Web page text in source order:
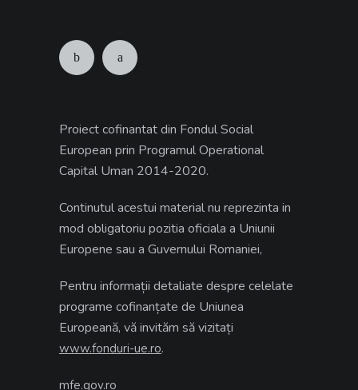
Proiect cofinantat din Fondul Social
European prin Programul Operational
Capital Uman 2014-2020.
Continutul acestui material nu reprezinta in
mod obligatoriu pozitia oficiala a Uniunii
Europene sau a Guvernului Romaniei,
Pentru informații detaliate despre celelate
programe cofinanțate de Uniunea
Europeană, vă invităm să vizitați
www.fonduri-ue.ro.
mfe.gov.ro